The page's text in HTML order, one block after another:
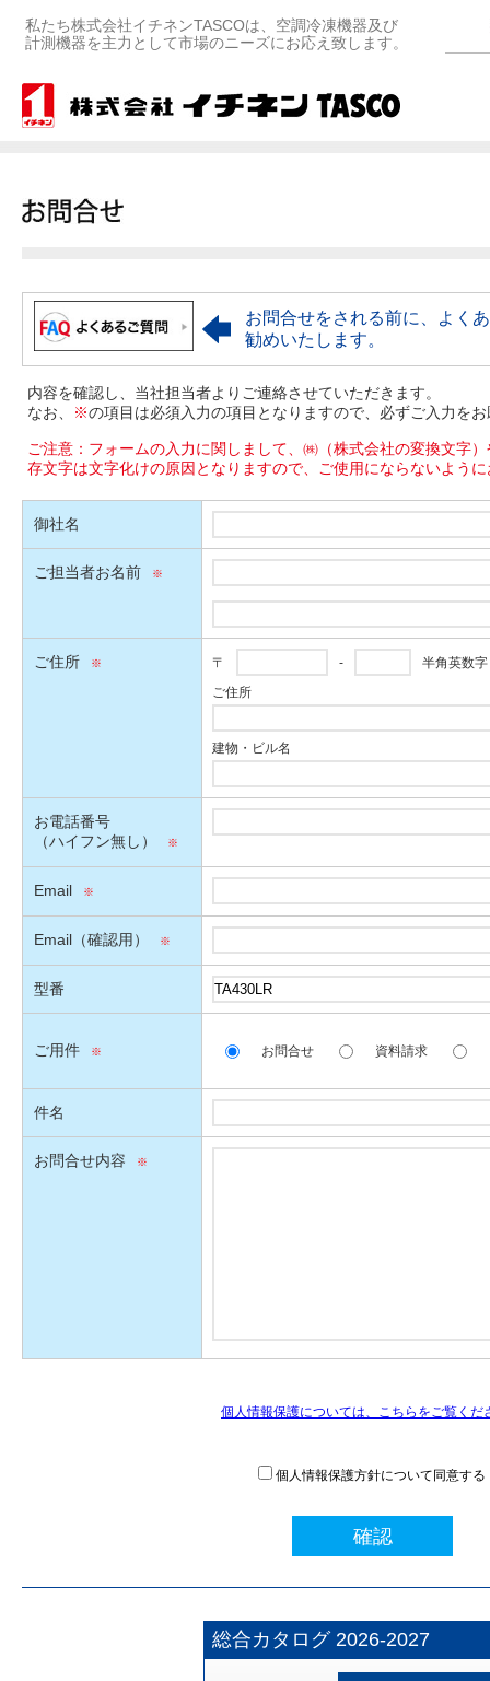
私たち株式会社イチネンTASCOは、空調冷凍機器及び
計測機器を主力として市場のニーズにお応え致します。
お問合せをされる前に、よく
勧めいたします。
内容を確認し、当社担当者よりご連絡させていただきます。
なお、
※の項目は必須入力の項目となりますので、必ずご入力を
ご注意：フォームの入力に関しまして、㈱（株式会社の変換文字
存文字は文字化けの原因となりますので、ご使用にならないよう
御社名
ご担当者お名前
ご住所 〒 -
半角英数字
ご住所
建物・ビル名
お電話番号
（ハイフン無し）
Email
Email（確認用）
型番
ご用件 お問合せ 資料請求
件名
お問合せ内容
個人情報保護については、こちらをご覧くだ
個人情報保護方針について同意する
確認
総合カタログ 2026-2027